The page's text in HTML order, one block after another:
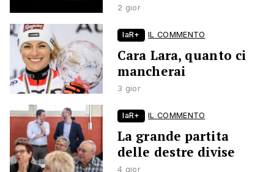
2 gior
laR+ IL COMMENTO
Cara Lara, quanto ci
mancherai
3 gior
laR+ IL COMMENTO
La grande partita
delle destre divise
4 gior